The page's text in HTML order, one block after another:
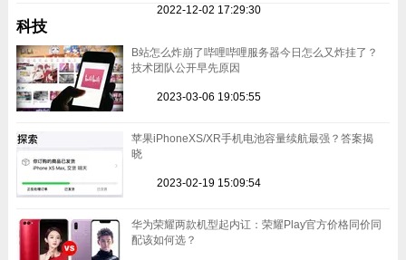
2022-12-02 17:29:30
科技
B站怎么炸崩了哔哩哔哩服务器今日怎么又炸挂了？
技术团队公开早先原因
2023-03-06 19:05:55
苹果iPhoneXS/XR手机电池容量续航最强？答案揭
晓
2023-02-19 15:09:54
华为荣耀两款机型起内讧：荣耀Play官方价格同价同
配该如何选？